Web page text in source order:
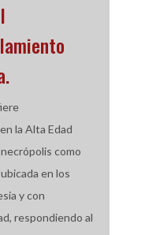
la Alta Edad
como
en los
y con
respondiendo al